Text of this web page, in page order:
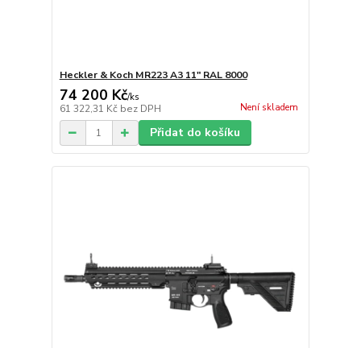
Heckler & Koch MR223 A3 11" RAL 8000
74 200 Kč/ks
61 322,31 Kč bez DPH Není skladem
Přidat do košíku